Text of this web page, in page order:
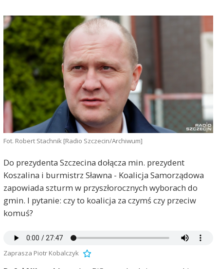
Fot. Robert Stachnik [Radio Szczecin/Archiwum]
Do prezydenta Szczecina dołącza min. prezydent
Koszalina i burmistrz Sławna - Koalicja Samorządowa
zapowiada szturm w przyszłorocznych wyborach do
gmin. I pytanie: czy to koalicja za czymś czy przeciw
komuś?
Zaprasza Piotr Kobalczyk